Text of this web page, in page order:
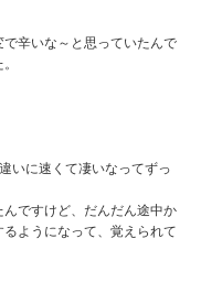
辛いな～と思っていたんで
いに速くて凄いなってずっ
ですけど、だんだん途中か
ようになって、覚えられて